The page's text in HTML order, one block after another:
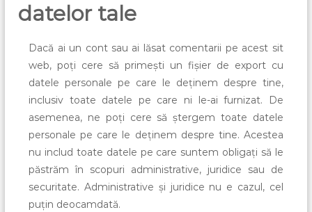
datelor tale
Dacă ai un cont sau ai lăsat comentarii pe acest sit
web, poți cere să primești un fișier de export cu
datele personale pe care le deținem despre tine,
inclusiv toate datele pe care ni le-ai furnizat. De
asemenea, ne poți cere să ștergem toate datele
personale pe care le deținem despre tine. Acestea
nu includ toate datele pe care suntem obligați să le
păstrăm în scopuri administrative, juridice sau de
securitate. Administrative și juridice nu e cazul, cel
puțin deocamdată.